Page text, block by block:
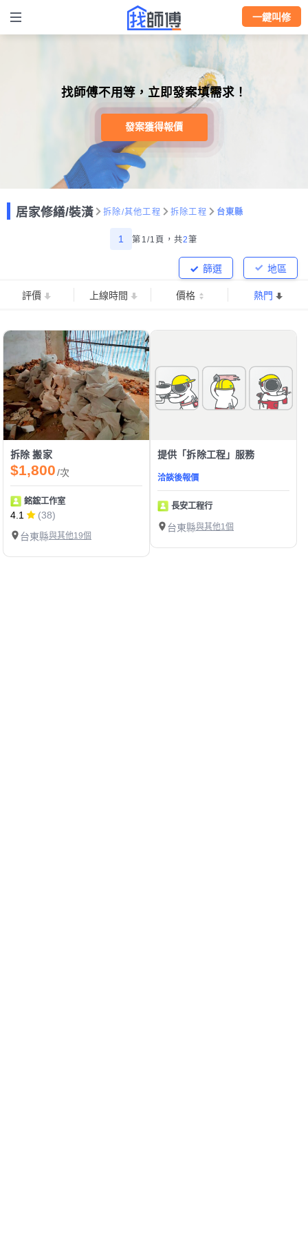
一鍵叫修
找師傅不用等，立即發案填需求！
發案獲得報價
居家修繕/裝潢 拆除/其他工程 拆除工程 台東縣
1 第1/1頁， 共2筆
地區
篩選
評價 上線時間 價格 熱門
拆除 搬家
$1,800/次
銘鋐工作室
4.1
(38)
台東縣與其他19個
提供「拆除工程」服務
洽談後報價
長安工程行
台東縣與其他1個